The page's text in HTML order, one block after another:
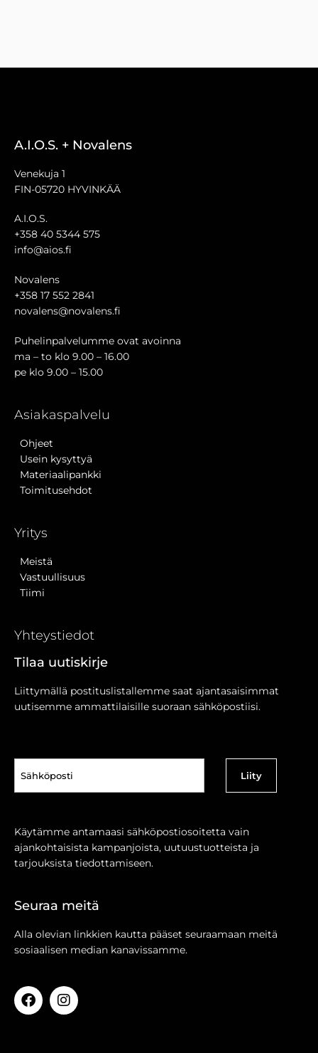
A.I.O.S. + Novalens
Venekuja 1
FIN-05720 HYVINKÄÄ
A.I.O.S.
+358 40 5344 575
info@aios.fi
Novalens
+358 17 552 2841
novalens@novalens.fi
Puhelinpalvelumme ovat avoinna
ma – to klo 9.00 – 16.00
pe klo 9.00 – 15.00
Asiakaspalvelu
Ohjeet
Usein kysyttyä
Materiaalipankki
Toimitusehdot
Yritys
Meistä
Vastuullisuus
Tiimi
Yhteystiedot
Tilaa uutiskirje
Liittymällä postituslistallemme saat ajantasaisimmat
uutisemme ammattilaisille suoraan sähköpostiisi.
(Pakollinen)
Käytämme antamaasi sähköpostiosoitetta vain
ajankohtaisista kampanjoista, uutuustuotteista ja
tarjouksista tiedottamiseen.
Seuraa meitä
Alla olevian linkkien kautta pääset seuraamaan meitä
sosiaalisen median kanavissamme.